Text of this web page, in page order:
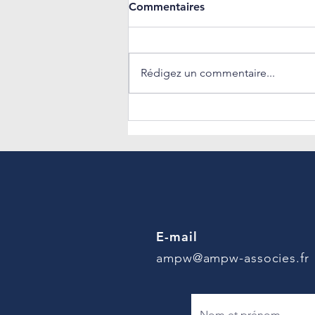
Européenne sur la
Commentaires
Rédigez un commentaire...
E-mail
ampw@ampw-associes.fr